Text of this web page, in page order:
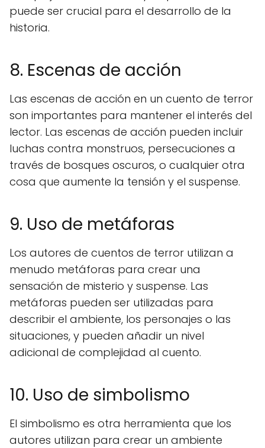
puede ser crucial para el desarrollo de la
historia.
8. Escenas de acción
Las escenas de acción en un cuento de terror
son importantes para mantener el interés del
lector. Las escenas de acción pueden incluir
luchas contra monstruos, persecuciones a
través de bosques oscuros, o cualquier otra
cosa que aumente la tensión y el suspense.
9. Uso de metáforas
Los autores de cuentos de terror utilizan a
menudo metáforas para crear una
sensación de misterio y suspense. Las
metáforas pueden ser utilizadas para
describir el ambiente, los personajes o las
situaciones, y pueden añadir un nivel
adicional de complejidad al cuento.
10. Uso de simbolismo
El simbolismo es otra herramienta que los
autores utilizan para crear un ambiente